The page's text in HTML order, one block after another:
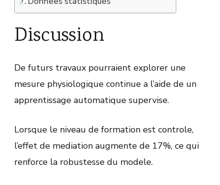
Discussion
De futurs travaux pourraient explorer une
mesure physiologique continue a l’aide de un
apprentissage automatique supervise.
Lorsque le niveau de formation est controle,
l’effet de mediation augmente de 17%, ce qui
renforce la robustesse du modele.